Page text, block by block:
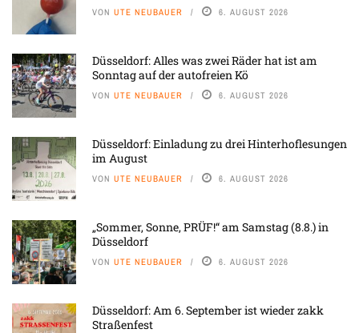
VON UTE NEUBAUER 6. AUGUST 2026
Düsseldorf: Alles was zwei Räder hat ist am
Sonntag auf der autofreien Kö
VON UTE NEUBAUER 6. AUGUST 2026
Düsseldorf: Einladung zu drei Hinterhoflesungen
im August
VON UTE NEUBAUER 6. AUGUST 2026
„Sommer, Sonne, PRÜF!“ am Samstag (8.8.) in
Düsseldorf
VON UTE NEUBAUER 6. AUGUST 2026
Düsseldorf: Am 6. September ist wieder zakk
Straßenfest